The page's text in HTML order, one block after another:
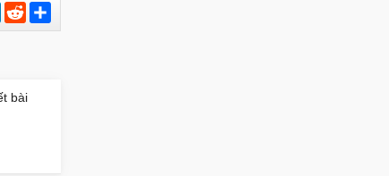
LinkedInReddit
sẻ
bài